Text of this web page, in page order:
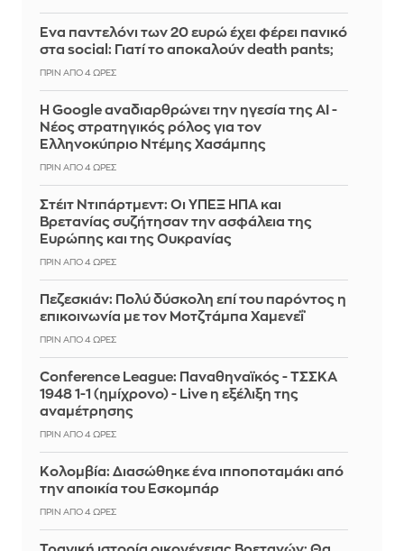
Ένα παντελόνι των 20 ευρώ έχει φέρει πανικό
στα social: Γιατί το αποκαλούν death pants;
ΠΡΙΝ ΑΠΌ 4 ΏΡΕΣ
Η Google αναδιαρθρώνει την ηγεσία της AI -
Νέος στρατηγικός ρόλος για τον
Ελληνοκύπριο Ντέμης Χασάμπης
ΠΡΙΝ ΑΠΌ 4 ΏΡΕΣ
Στέιτ Ντιπάρτμεντ: Οι ΥΠΕΞ ΗΠΑ και
Βρετανίας συζήτησαν την ασφάλεια της
Ευρώπης και της Ουκρανίας
ΠΡΙΝ ΑΠΌ 4 ΏΡΕΣ
Πεζεσκιάν: Πολύ δύσκολη επί του παρόντος η
επικοινωνία με τον Μοτζτάμπα Χαμενεΐ
ΠΡΙΝ ΑΠΌ 4 ΏΡΕΣ
Conference League: Παναθηναϊκός - ΤΣΣΚΑ
1948 1-1 (ημίχρονο) - Live η εξέλιξη της
αναμέτρησης
ΠΡΙΝ ΑΠΌ 4 ΏΡΕΣ
Κολομβία: Διασώθηκε ένα ιπποποταμάκι από
την αποικία του Εσκομπάρ
ΠΡΙΝ ΑΠΌ 4 ΏΡΕΣ